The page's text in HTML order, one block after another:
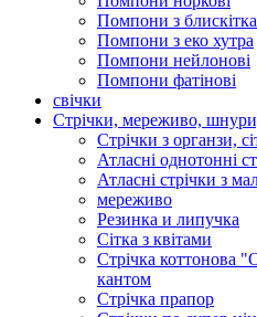
Помпони з
Помпони з еко хутра
Помпони нейлонові
Помпони фатінові
свічки
Стрічки, мереживо,
Стрічки з органзи,
Атласні однотонні
Атласні стрічки з
мереживо
Резинка и липучка
Сітка з квітами
Стрічка коттонова
кантом
Стрічка прапор